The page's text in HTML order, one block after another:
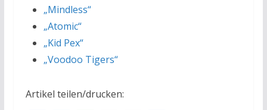
„Mindless“
„Atomic“
„Kid Pex“
„Voodoo Tigers“
Artikel teilen/drucken: